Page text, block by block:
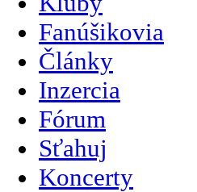
Fanúšikovia
Články
Inzercia
Fórum
Sťahuj
Koncerty